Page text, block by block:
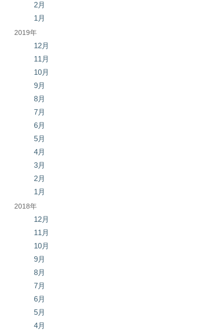
2月
1月
2019年
12月
11月
10月
9月
8月
7月
6月
5月
4月
3月
2月
1月
2018年
12月
11月
10月
9月
8月
7月
6月
5月
4月